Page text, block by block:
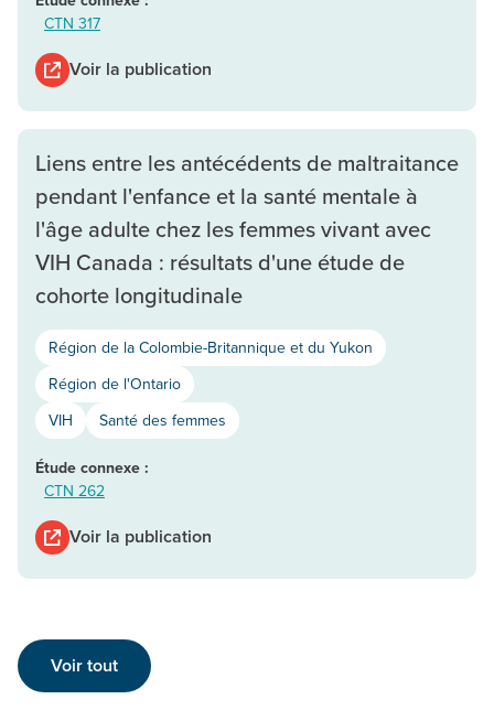
CTN 317
Voir la publication
Liens entre les antécédents de maltraitance
pendant l'enfance et la santé mentale à
l'âge adulte chez les femmes vivant avec
VIH Canada : résultats d'une étude de
cohorte longitudinale
Région de la Colombie-Britannique et du Yukon
Région de l'Ontario
VIH
Santé des femmes
Étude connexe :
CTN 262
Voir la publication
Voir tout